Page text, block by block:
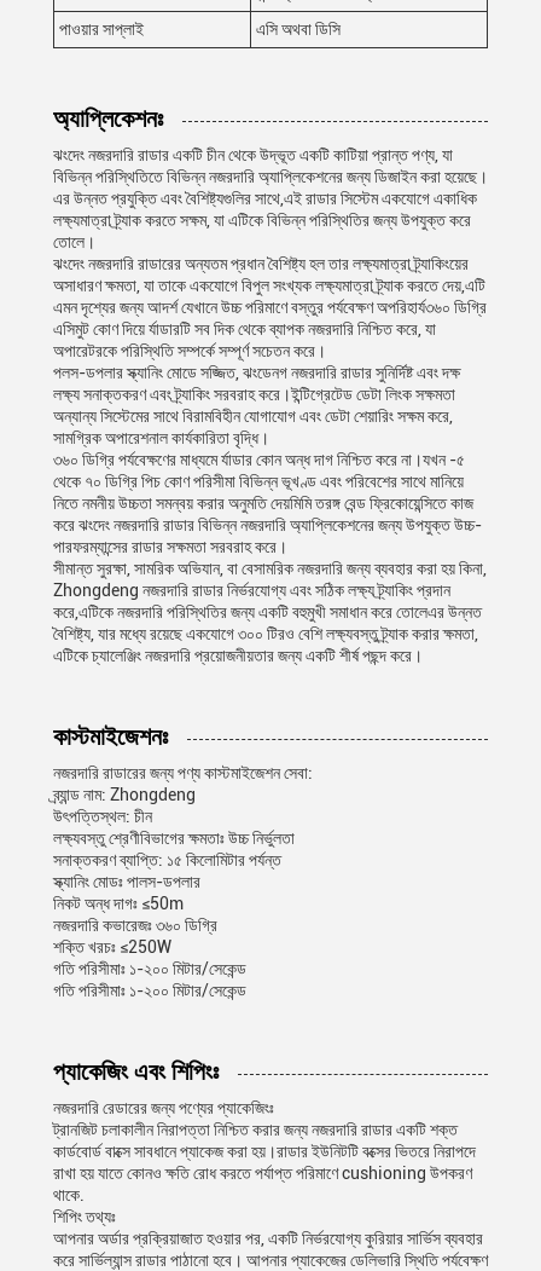
পাওয়ার সাপ্লাই
এসি অথবা ডিসি
অ্যাপ্লিকেশনঃ
ঝংদেং নজরদারি রাডার একটি চীন থেকে উদ্ভূত একটি কাটিয়া প্রান্ত পণ্য, যা
বিভিন্ন পরিস্থিতিতে বিভিন্ন নজরদারি অ্যাপ্লিকেশনের জন্য ডিজাইন করা হয়েছে।
এর উন্নত প্রযুক্তি এবং বৈশিষ্ট্যগুলির সাথে,এই রাডার সিস্টেম একযোগে একাধিক
লক্ষ্যমাত্রা ট্র্যাক করতে সক্ষম, যা এটিকে বিভিন্ন পরিস্থিতির জন্য উপযুক্ত করে
তোলে।
ঝংদেং নজরদারি রাডারের অন্যতম প্রধান বৈশিষ্ট্য হল তার লক্ষ্যমাত্রা ট্র্যাকিংয়ের
অসাধারণ ক্ষমতা, যা তাকে একযোগে বিপুল সংখ্যক লক্ষ্যমাত্রা ট্র্যাক করতে দেয়,এটি
এমন দৃশ্যের জন্য আদর্শ যেখানে উচ্চ পরিমাণে বস্তুর পর্যবেক্ষণ অপরিহার্য৩৬০ ডিগ্রি
এসিমুট কোণ দিয়ে র্যাডারটি সব দিক থেকে ব্যাপক নজরদারি নিশ্চিত করে, যা
অপারেটরকে পরিস্থিতি সম্পর্কে সম্পূর্ণ সচেতন করে।
পলস-ডপলার স্ক্যানিং মোডে সজ্জিত, ঝংডেনগ নজরদারি রাডার সুনির্দিষ্ট এবং দক্ষ
লক্ষ্য সনাক্তকরণ এবং ট্র্যাকিং সরবরাহ করে।ইন্টিগ্রেটেড ডেটা লিংক সক্ষমতা
অন্যান্য সিস্টেমের সাথে বিরামবিহীন যোগাযোগ এবং ডেটা শেয়ারিং সক্ষম করে,
সামগ্রিক অপারেশনাল কার্যকারিতা বৃদ্ধি।
৩৬০ ডিগ্রি পর্যবেক্ষণের মাধ্যমে র্যাডার কোন অন্ধ দাগ নিশ্চিত করে না।যখন -৫
থেকে ৭০ ডিগ্রি পিচ কোণ পরিসীমা বিভিন্ন ভূখণ্ড এবং পরিবেশের সাথে মানিয়ে
নিতে নমনীয় উচ্চতা সমন্বয় করার অনুমতি দেয়মিমি তরঙ্গ বেন্ড ফ্রিকোয়েন্সিতে কাজ
করে ঝংদেং নজরদারি রাডার বিভিন্ন নজরদারি অ্যাপ্লিকেশনের জন্য উপযুক্ত উচ্চ-
পারফরম্যান্সের রাডার সক্ষমতা সরবরাহ করে।
সীমান্ত সুরক্ষা, সামরিক অভিযান, বা বেসামরিক নজরদারি জন্য ব্যবহার করা হয় কিনা,
Zhongdeng নজরদারি রাডার নির্ভরযোগ্য এবং সঠিক লক্ষ্য ট্র্যাকিং প্রদান
করে,এটিকে নজরদারি পরিস্থিতির জন্য একটি বহুমুখী সমাধান করে তোলেএর উন্নত
বৈশিষ্ট্য, যার মধ্যে রয়েছে একযোগে ৩০০ টিরও বেশি লক্ষ্যবস্তু ট্র্যাক করার ক্ষমতা,
এটিকে চ্যালেঞ্জিং নজরদারি প্রয়োজনীয়তার জন্য একটি শীর্ষ পছন্দ করে।
কাস্টমাইজেশনঃ
নজরদারি রাডারের জন্য পণ্য কাস্টমাইজেশন সেবা:
ব্র্যান্ড নাম: Zhongdeng
উৎপত্তিস্থল: চীন
লক্ষ্যবস্তু শ্রেণীবিভাগের ক্ষমতাঃ উচ্চ নির্ভুলতা
সনাক্তকরণ ব্যাপ্তি: ১৫ কিলোমিটার পর্যন্ত
স্ক্যানিং মোডঃ পালস-ডপলার
নিকট অন্ধ দাগঃ ≤50m
নজরদারি কভারেজঃ ৩৬০ ডিগ্রি
শক্তি খরচঃ ≤250W
গতি পরিসীমাঃ ১-২০০ মিটার/সেকেন্ড
গতি পরিসীমাঃ ১-২০০ মিটার/সেকেন্ড
প্যাকেজিং এবং শিপিংঃ
নজরদারি রেডারের জন্য পণ্যের প্যাকেজিংঃ
ট্রানজিট চলাকালীন নিরাপত্তা নিশ্চিত করার জন্য নজরদারি রাডার একটি শক্ত
কার্ডবোর্ড বাক্সে সাবধানে প্যাকেজ করা হয়।রাডার ইউনিটটি বক্সের ভিতরে নিরাপদে
রাখা হয় যাতে কোনও ক্ষতি রোধ করতে পর্যাপ্ত পরিমাণে cushioning উপকরণ
থাকে.
শিপিং তথ্যঃ
আপনার অর্ডার প্রক্রিয়াজাত হওয়ার পর, একটি নির্ভরযোগ্য কুরিয়ার সার্ভিস ব্যবহার
করে সার্ভিল্যান্স রাডার পাঠানো হবে। আপনার প্যাকেজের ডেলিভারি স্থিতি পর্যবেক্ষণ